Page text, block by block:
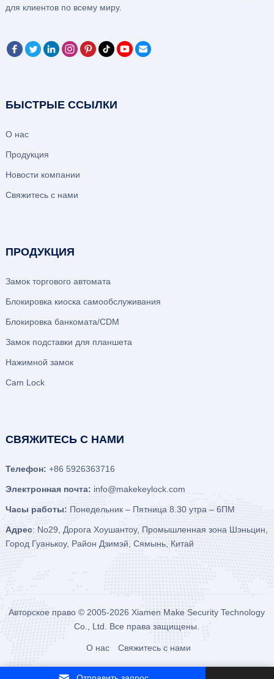
для клиентов по всему миру.
БЫСТРЫЕ ССЫЛКИ
О нас
Продукция
Новости компании
Свяжитесь с нами
ПРОДУКЦИЯ
Замок торгового автомата
Блокировка киоска самообслуживания
Блокировка банкомата/CDM
Замок подставки для планшета
Нажимной замок
Cam Lock
СВЯЖИТЕСЬ С НАМИ
Телефон: +86 5926363716
Электронная почта: info@makekeylock.com
Часы работы: Понедельник – Пятница 8.30 утра – 6ПМ
Адрес: No29, Дорога Хоушантоу, Промышленная зона Шэньцин,
Город Гуанькоу, Район Дзимэй, Сямынь, Китай
Авторское право © 2005-2026 Xiamen Make Security Technology
Co., Ltd. Все права защищены.
О нас Свяжитесь с нами